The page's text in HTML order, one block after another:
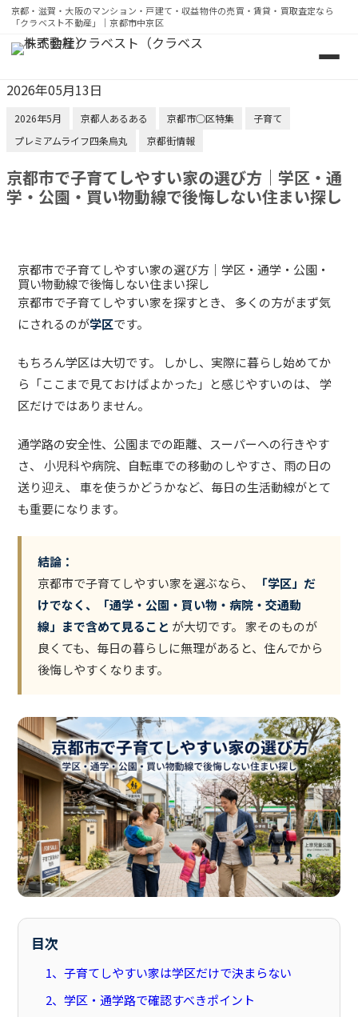
京都・滋賀・大阪のマンション・戸建て・収益物件の売買・賃貸・買取査定なら
「クラベスト不動産」｜京都市中京区
京都・滋賀・大阪のマンション・戸建て・収益物件の売
2026年05月13日
2026年5月 京都人あるある 京都市◯区特集
子育て
プレミアムライフ四条烏丸
京都街情報
京都市で子育てしやすい家の選び方｜学区・通
学・公園・買い物動線で後悔しない住まい探し
京都市で子育てしやすい家の選び方｜学区・通学・公園・
買い物動線で後悔しない住まい探し
京都市で子育てしやすい家を探すとき、 多くの方がまず気
にされるのが学区です。
もちろん学区は大切です。 しかし、実際に暮らし始めてか
ら「ここまで見ておけばよかった」と感じやすいのは、 学
区だけではありません。
通学路の安全性、公園までの距離、スーパーへの行きやす
さ、 小児科や病院、自転車での移動のしやすさ、雨の日の
送り迎え、 車を使うかどうかなど、毎日の生活動線がとて
も重要になります。
結論：
京都市で子育てしやすい家を選ぶなら、
「学区」だ
けでなく、「通学・公園・買い物・病院・交通動
線」まで含めて見ること が大切です。 家そのものが
良くても、毎日の暮らしに無理があると、住んでから
後悔しやすくなります。
目次
1、子育てしやすい家は学区だけで決まらない
2、学区・通学路で確認すべきポイント